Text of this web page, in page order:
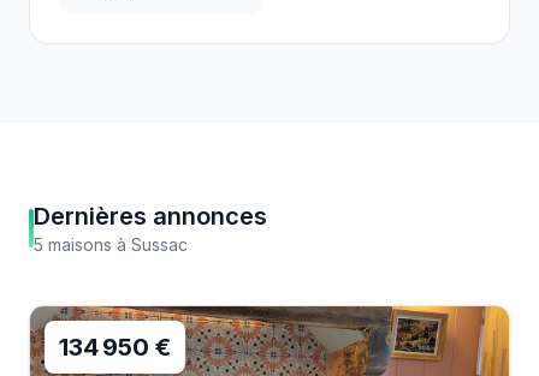
Dernières annonces
5 maisons à Sussac
134 950 €